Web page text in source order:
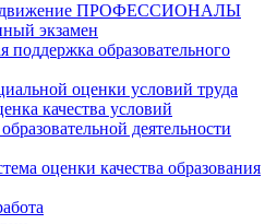
движение ПРОФЕССИОНАЛЫ
экзамен
поддержка образовательного
оценки условий труда
качества условий
деятельности
оценки качества образования